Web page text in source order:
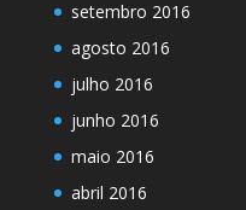
setembro 2016
agosto 2016
julho 2016
junho 2016
maio 2016
abril 2016